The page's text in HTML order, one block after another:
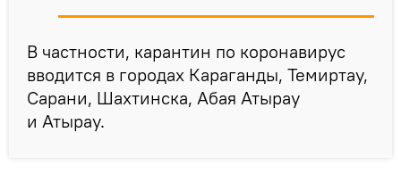
В частности, карантин по коронавирус
вводится в городах Караганды, Темиртау,
Сарани, Шахтинска, Абая Атырау
и Атырау.